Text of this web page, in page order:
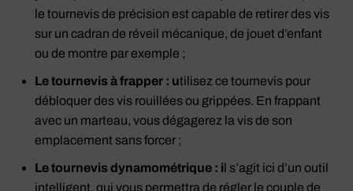
le tournevis de précision est capable de retirer des vis
sur un cadran de réveil mécanique, de jouet d’enfant
ou de montre par exemple ;
Le tournevis à frapper : utilisez ce tournevis pour
débloquer des vis rouillées ou grippées. En frappant
avec un marteau, vous dégagerez la vis de son
emplacement sans forcer ;
Le tournevis dynamométrique : il s’agit ici d’un outil
intelligent, qui vous permettra de régler le couple de